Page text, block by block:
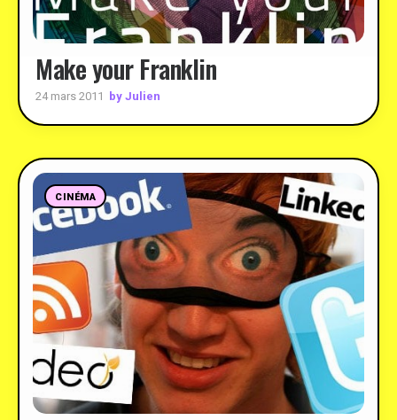
Make your Franklin
24 mars 2011 by Julien
CINÉMA